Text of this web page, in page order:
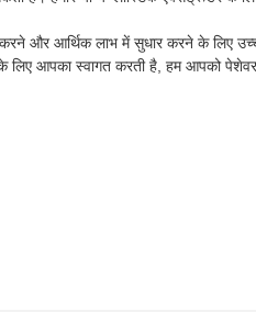
और आर्थिक लाभ में सुधार करने के लिए
आपका स्वागत करती है, हम आपको